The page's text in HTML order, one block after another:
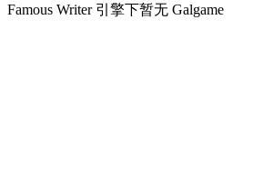
Famous Writer 引擎下暂无 Galgame